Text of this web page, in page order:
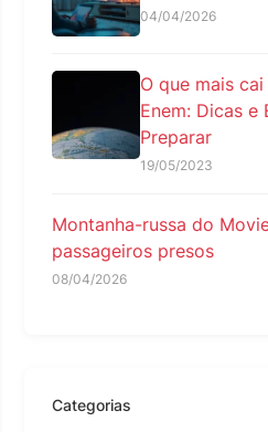
04/04/2026
O que mais
Enem: Dicas e
Preparar
19/05/2023
Montanha-russa do
passageiros presos
08/04/2026
Categorias